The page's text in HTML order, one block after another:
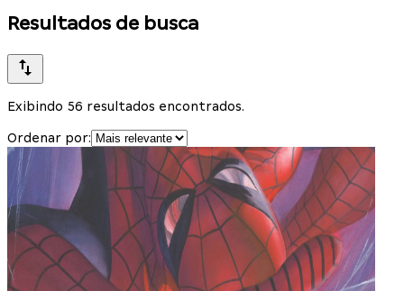
Resultados de busca
Exibindo 56 resultados encontrados.
Ordenar por: